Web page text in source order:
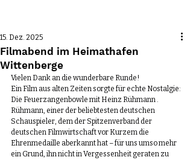
Filmabend im Heimathafen
Wittenberge
15. Dez. 2025
Vielen Dank an die wunderbare Runde!
Ein Film aus alten Zeiten sorgte für echte Nostalgie:
Die Feuerzangenbowle mit Heinz Rühmann .
Rühmann, einer der beliebtesten deutschen
Schauspieler, dem der Spitzenverband der
deutschen Filmwirtschaft vor Kurzem die
Ehrenmedaille aberkannt hat – für uns umso mehr
ein Grund, ihn nicht in Vergessenheit geraten zu